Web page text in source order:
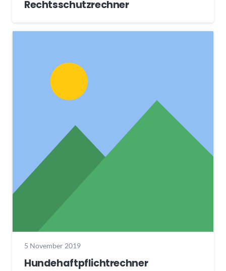
Rechtsschutzrechner
5 November 2019
Hundehaftpflichtrechner